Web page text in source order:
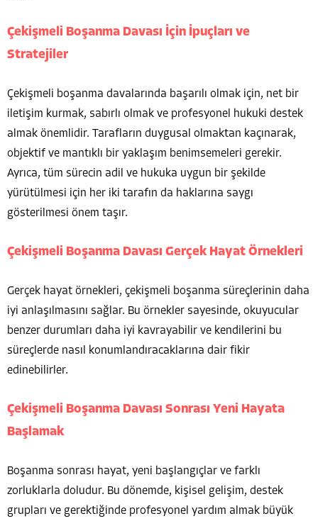
Çekişmeli Boşanma Davası İçin İpuçları ve
Stratejiler
Çekişmeli boşanma davalarında başarılı olmak için, net bir
iletişim kurmak, sabırlı olmak ve profesyonel hukuki destek
almak önemlidir. Tarafların duygusal olmaktan kaçınarak,
objektif ve mantıklı bir yaklaşım benimsemeleri gerekir.
Ayrıca, tüm sürecin adil ve hukuka uygun bir şekilde
yürütülmesi için her iki tarafın da haklarına saygı
gösterilmesi önem taşır.
Çekişmeli Boşanma Davası Gerçek Hayat Örnekleri
Gerçek hayat örnekleri, çekişmeli boşanma süreçlerinin daha
iyi anlaşılmasını sağlar. Bu örnekler sayesinde, okuyucular
benzer durumları daha iyi kavrayabilir ve kendilerini bu
süreçlerde nasıl konumlandıracaklarına dair fikir
edinebilirler.
Çekişmeli Boşanma Davası Sonrası Yeni Hayata
Başlamak
Boşanma sonrası hayat, yeni başlangıçlar ve farklı
zorluklarla doludur. Bu dönemde, kişisel gelişim, destek
grupları ve gerektiğinde profesyonel yardım almak büyük